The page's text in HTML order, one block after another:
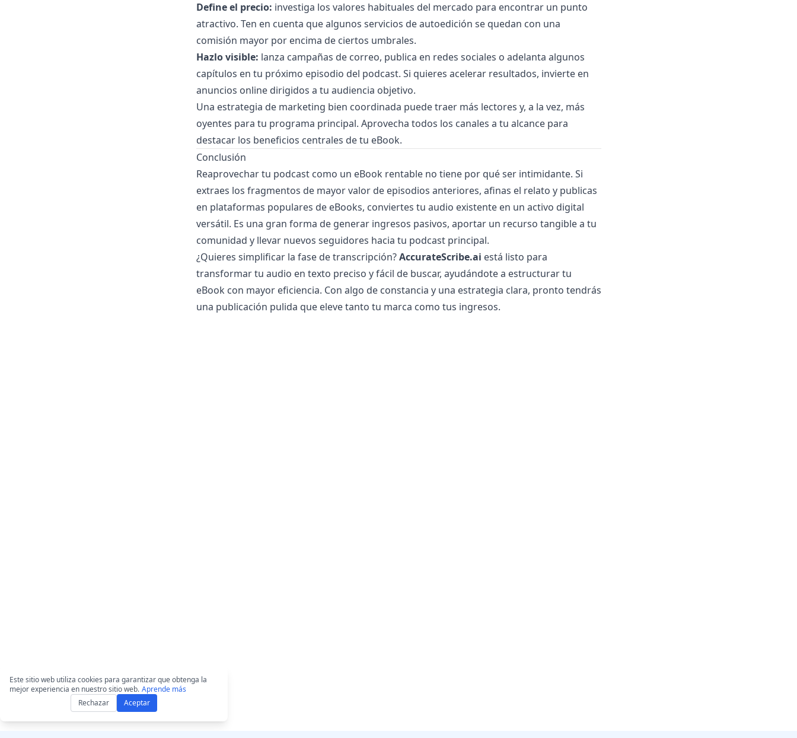
Define el precio: investiga los valores habituales del mercado para encontrar un punto
atractivo. Ten en cuenta que algunos servicios de autoedición se quedan con una
comisión mayor por encima de ciertos umbrales.
Hazlo visible: lanza campañas de correo, publica en redes sociales o adelanta algunos
capítulos en tu próximo episodio del podcast. Si quieres acelerar resultados, invierte en
anuncios online dirigidos a tu audiencia objetivo.
Una estrategia de marketing bien coordinada puede traer más lectores y, a la vez, más
oyentes para tu programa principal. Aprovecha todos los canales a tu alcance para
destacar los beneficios centrales de tu eBook.
Conclusión
Reaprovechar tu podcast como un eBook rentable no tiene por qué ser intimidante. Si
extraes los fragmentos de mayor valor de episodios anteriores, afinas el relato y publicas
en plataformas populares de eBooks, conviertes tu audio existente en un activo digital
versátil. Es una gran forma de generar ingresos pasivos, aportar un recurso tangible a tu
comunidad y llevar nuevos seguidores hacia tu podcast principal.
¿Quieres simplificar la fase de transcripción?AccurateScribe.ai está listo para
transformar tu audio en texto preciso y fácil de buscar, ayudándote a estructurar tu
eBook con mayor eficiencia. Con algo de constancia y una estrategia clara, pronto tendrás
una publicación pulida que eleve tanto tu marca como tus ingresos.
Este sitio web utiliza cookies para garantizar que obtenga la
mejor experiencia en nuestro sitio web. Aprende más
Rechazar
Aceptar